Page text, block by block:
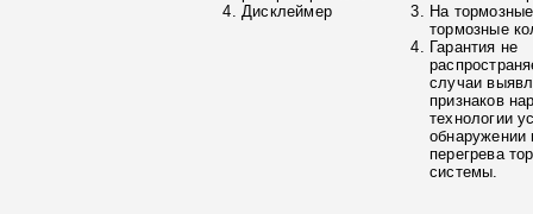
Дисклеймер
На
тормозные
Гарантия не
случаи
признаков
технологии
обнаружении
перегрева
системы.